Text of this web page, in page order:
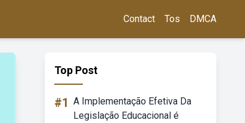
Contact Tos DMCA
Top Post
#1 A Implementação Efetiva Da
Legislação Educacional é